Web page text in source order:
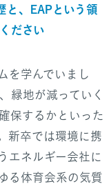
、EAPという領
ださい
を学んでいまし
緑地が減っていく
保するかといった
新卒では環境に携
エネルギー会社に
る体育会系の気質